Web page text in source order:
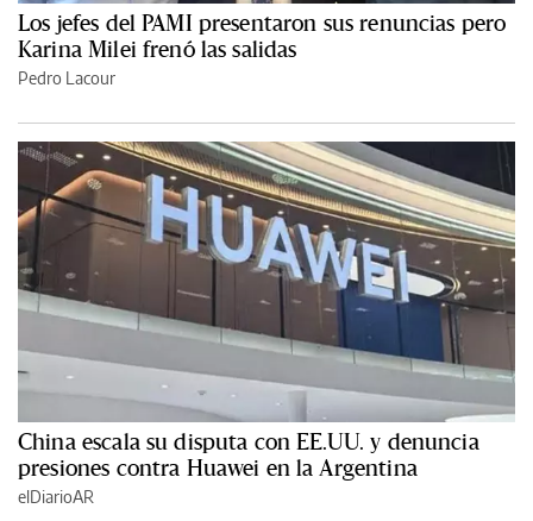
Los jefes del PAMI presentaron sus renuncias pero
Karina Milei frenó las salidas
Pedro Lacour
China escala su disputa con EE.UU. y denuncia
presiones contra Huawei en la Argentina
elDiarioAR